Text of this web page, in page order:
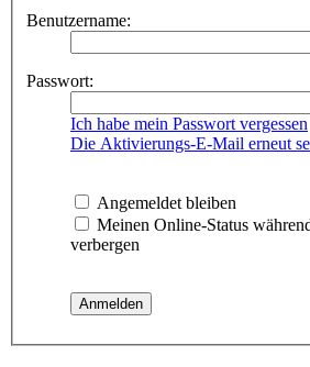
Benutzername:
Passwort:
Ich habe mein Passwort vergessen
Die Aktivierungs-E-Mail erneut
Angemeldet bleiben
Meinen Online-Status
verbergen